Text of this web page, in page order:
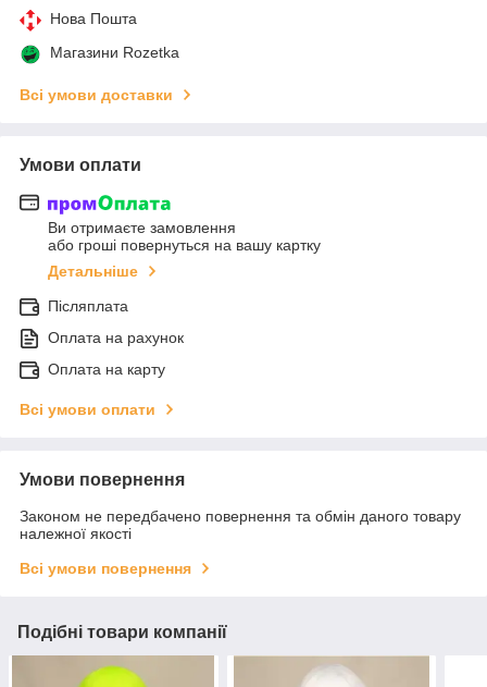
Нова Пошта
Магазини Rozetka
Всі умови доставки
Умови оплати
Ви отримаєте замовлення
або гроші повернуться на вашу картку
Детальніше
Післяплата
Оплата на рахунок
Оплата на карту
Всі умови оплати
Умови повернення
Законом не передбачено повернення та обмін даного товару
належної якості
Всі умови повернення
Подібні товари компанії